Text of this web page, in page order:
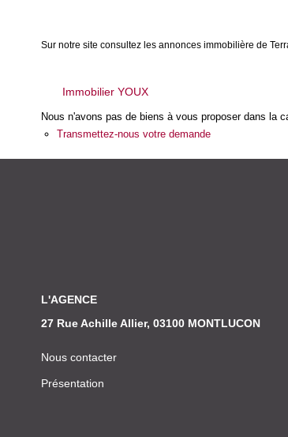
Sur notre site consultez les annonces immobilière de
Immobilier YOUX
Nous n'avons pas de biens à vous proposer dans la
Transmettez-nous votre demande
L'AGENCE
27 Rue Achille Allier, 03100 MONTLUCON
Nous contacter
Présentation